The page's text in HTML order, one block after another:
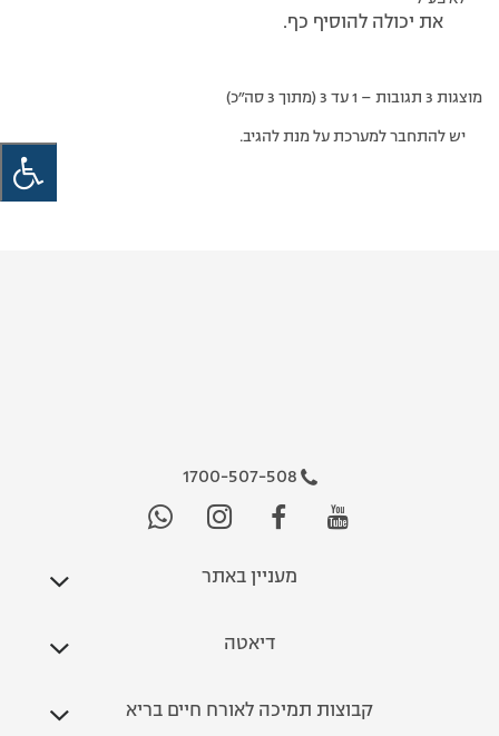
את יכולה להוסיף כף.
מוצגות 3 תגובות – 1 עד 3 (מתוך 3 סה״כ)
יש להתחבר למערכת על מנת להגיב.
1700-507-508
מעניין באתר
דיאטה
קבוצות תמיכה לאורח חיים בריא